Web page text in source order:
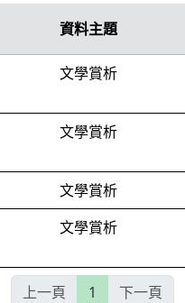
資料主題
文學賞析
文學賞析
文學賞析
文學賞析
上一頁 1 下一頁